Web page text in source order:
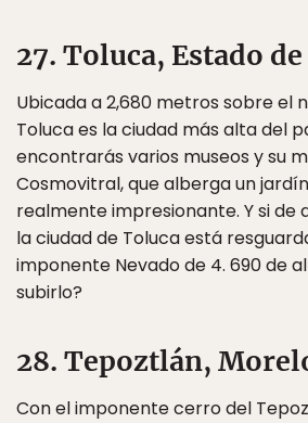
27. Toluca, Estado
Ubicada a 2,680 metros sobre el
Toluca es la ciudad más alta del
encontrarás varios museos y su
Cosmovitral, que alberga un
realmente impresionante. Y si de
la ciudad de Toluca está
imponente Nevado de 4. 690 de
subirlo?
28. Tepoztlán,
Con el imponente cerro del